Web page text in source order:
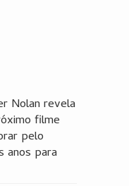
Nolan revela
filme
pelo
anos para